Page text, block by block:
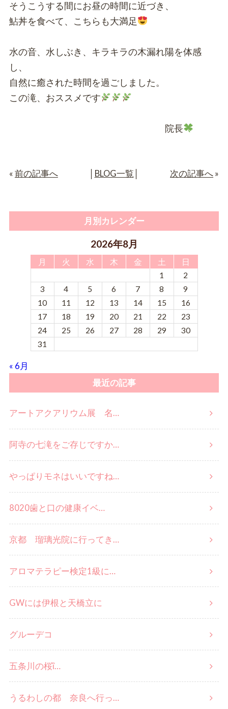
そうこうする間にお昼の時間に近づき、
鮎丼を食べて、こちらも大満足
水の音、水しぶき、キラキラの木漏れ陽を体感
し、
自然に癒された時間を過ごしました。
この滝、おススメです
院長
« 前の記事へ BLOG一覧 次の記事へ »
月別カレンダー
2026年8月
月 火 水 木 金 土
日
1
2
3
4 5 6 7 8
9
10
11 12 13 14 15
16
17
18 19 20 21 22
23
24
25 26 27 28 29
30
31
« 6月
最近の記事
アートアクアリウム展 名…
阿寺の七滝をご存じですか…
やっぱりモネはいいですね…
8020歯と口の健康イベ…
京都 瑠璃光院に行ってき…
アロマテラピー検定1級に…
GWには伊根と天橋立に
グルーデコ
五条川の桜ἳ…
うるわしの都 奈良へ行っ…